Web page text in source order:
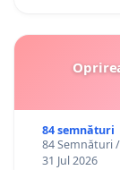
84 semnături
84 Semnături
31 Jul 2026